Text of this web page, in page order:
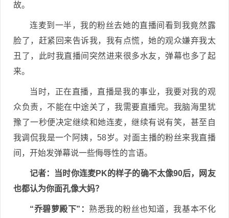
故。
连麦到一半，我的粉丝去她的直播间看到我竟然露
脸了，赶紧回来告诉我，我有点慌，她的观众嫌弃我太
丑了，此时我直播间突然进来很多水友，弹幕也多了起
来。
当时，正在直播，直播是我的事业，我要对我的观
众负责，不能在中途关了，我需要直播完。我脑海里犹
豫了一秒便决定继续和她连麦，继续有说有笑，甚至自
我调侃我是一个阿姨，58岁。对面主播的粉丝来我直播
间，开始发弹幕说一些侮辱性的言语。
记者：当时你连麦PK的样子的确不太像90后，网友
也都认为你面孔像大妈？
“乔碧萝殿下”： 熟悉我的粉丝也知道，我基本不化